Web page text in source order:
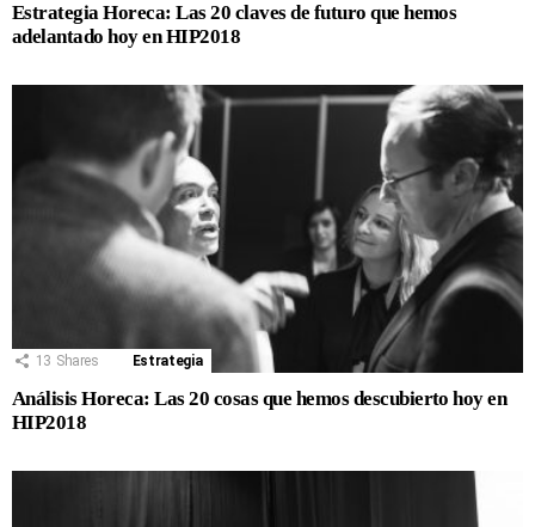
Estrategia Horeca: Las 20 claves de futuro que hemos
adelantado hoy en HIP2018
13 Shares Estrategia
Análisis Horeca: Las 20 cosas que hemos descubierto hoy en
HIP2018